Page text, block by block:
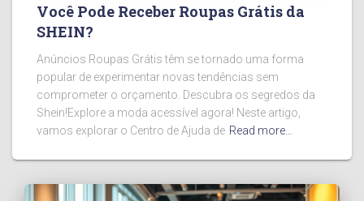
Você Pode Receber Roupas Grátis da
SHEIN?
Anúncios Roupas Grátis têm se tornado uma forma
popular de experimentar novas tendências sem
comprometer o orçamento. Descubra os segredos da
Shein!Explore a moda acessível agora! Neste artigo,
vamos explorar o Centro de Ajuda de Read more…